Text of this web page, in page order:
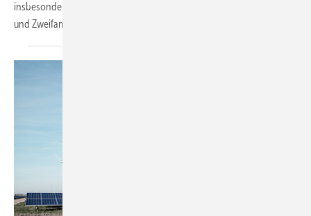
insbesondere Wallboxen, Speicher und Solarstromanlagen in Ein-
und Zweifamilienhäusern